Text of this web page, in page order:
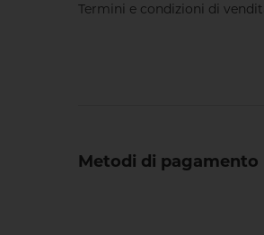
Termini e condizioni di
Metodi di pagamento